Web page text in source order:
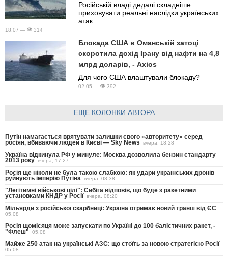
Російській владі дедалі складніше
приховувати реальні наслідки українських
атак.
18.07 — 314
Блокада США в Оманській затоці
скоротила дохід Ірану від нафти на 4,8
млрд доларів, - Axios
Для чого США влаштували блокаду?
02.05 — 392
ЕЩЕ КОЛОНКИ АВТОРА
Путін намагається врятувати залишки свого «авторитету» серед
росіян, вбиваючи людей в Києві — Sky News вчера, 18:28
Україна відкинула РФ у минуле: Москва дозволила бензин стандарту
2013 року вчера, 17:27
Росія ще ніколи не була такою слабкою: як удари українських дронів
руйнують імперію Путіна вчера, 08:38
"Легітимні військові цілі": Сибіга відповів, що буде з ракетними
установками КНДР у Росії вчера, 08:20
Мільярди з російської скарбниці: Україна отримає новий транш від ЄС
05.08
Росія щомісяця може запускати по Україні до 100 балістичних ракет, -
"Флеш" 05.08
Майже 250 атак на українські АЗС: що стоїть за новою стратегією Росії
05.08